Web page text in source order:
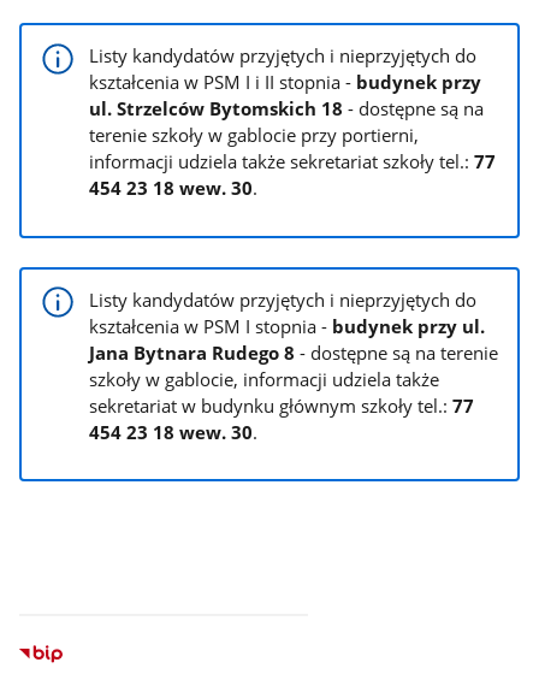
Listy kandydatów przyjętych i nieprzyjętych do
kształcenia w PSM I i II stopnia - budynek przy
ul. Strzelców Bytomskich 18 - dostępne są na
terenie szkoły w gablocie przy portierni,
informacji udziela także sekretariat szkoły tel.:77
454 23 18 wew. 30.
Listy kandydatów przyjętych i nieprzyjętych do
kształcenia w PSM I stopnia - budynek przy ul.
Jana Bytnara Rudego 8 - dostępne są na terenie
szkoły w gablocie, informacji udziela także
sekretariat w budynku głównym szkoły tel.:77
454 23 18 wew. 30.